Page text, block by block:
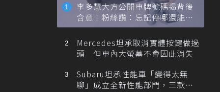
李多慧大方公開車牌號碼揭背後
含意！粉絲讚：忘記停哪還能幫
忙找車
Mercedes坦承取消實體按鍵做過
頭 但車內大螢幕不會因此消失
Subaru坦承性能車「變得太無
聊」成立全新性能部門，三款手